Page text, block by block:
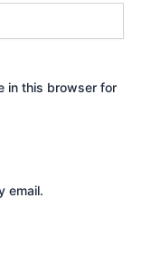
in this browser for
email.